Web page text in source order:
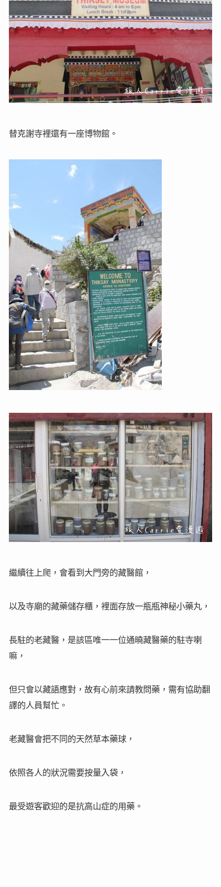
替克謝寺裡還有一座博物館。
繼續往上爬，會看到大門旁的藏醫館，
以及寺廟的藏藥儲存櫃，裡面存放一瓶瓶神秘小藥丸，
長駐的老藏醫，是該區唯一一位通曉藏醫藥的駐寺喇
嘛，
但只會以藏語應對，故有心前來請教問藥，需有協助翻
譯的人員幫忙。
老藏醫會把不同的天然草本藥球，
依照各人的狀況需要按量入袋，
最受遊客歡迎的是抗高山症的用藥。